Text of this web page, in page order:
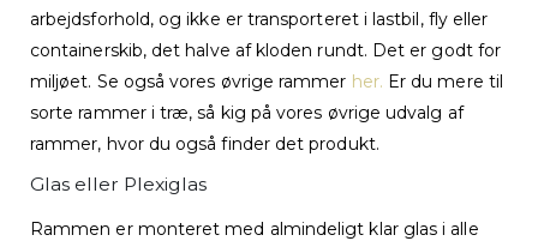
arbejdsforhold, og ikke er transporteret i lastbil, fly eller
containerskib, det halve af kloden rundt. Det er godt for
miljøet. Se også vores øvrige rammer her. Er du mere til
sorte rammer i træ, så kig på vores øvrige udvalg af
rammer, hvor du også finder det produkt.
Glas eller Plexiglas
Rammen er monteret med almindeligt klar glas i alle